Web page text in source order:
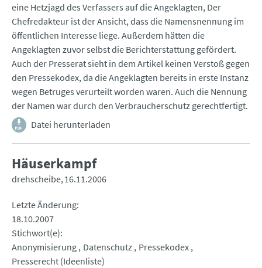
eine Hetzjagd des Verfassers auf die Angeklagten, Der
Chefredakteur ist der Ansicht, dass die Namensnennung im
öffentlichen Interesse liege. Außerdem hätten die
Angeklagten zuvor selbst die Berichterstattung gefördert.
Auch der Presserat sieht in dem Artikel keinen Verstoß gegen
den Pressekodex, da die Angeklagten bereits in erste Instanz
wegen Betruges verurteilt worden waren. Auch die Nennung
der Namen war durch den Verbraucherschutz gerechtfertigt.
Datei herunterladen
Häuserkampf
drehscheibe 16.11.2006
Letzte Änderung
18.10.2007
Stichwort(e)
Anonymisierung Datenschutz Pressekodex
Presserecht (Ideenliste)